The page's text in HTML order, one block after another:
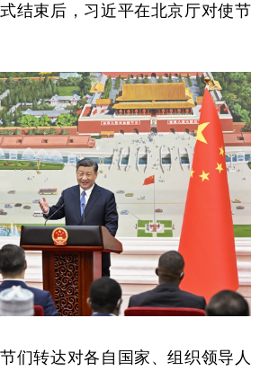
结束后，习近平在北京厅对使节
们转达对各自国家、组织领导人